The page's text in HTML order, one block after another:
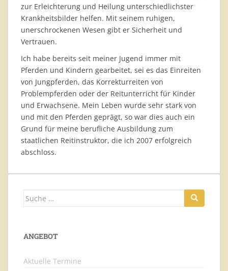
zur Erleichterung und Heilung unterschiedlichster
Krankheitsbilder helfen. Mit seinem ruhigen,
unerschrockenen Wesen gibt er Sicherheit und
Vertrauen.
Ich habe bereits seit meiner Jugend immer mit
Pferden und Kindern gearbeitet, sei es das Einreiten
von Jungpferden, das Korrekturreiten von
Problempferden oder der Reitunterricht für Kinder
und Erwachsene. Mein Leben wurde sehr stark von
und mit den Pferden geprägt, so war dies auch ein
Grund für meine berufliche Ausbildung zum
staatlichen Reitinstruktor, die ich 2007 erfolgreich
abschloss.
Suche
ANGEBOT
Aktuelle Termine